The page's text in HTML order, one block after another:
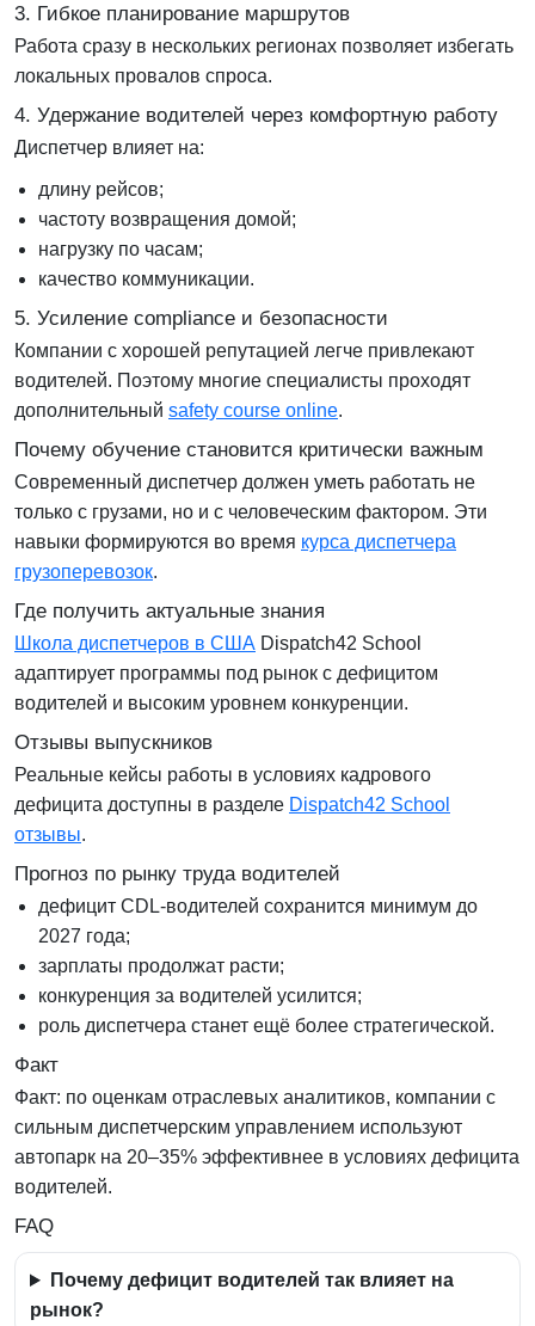
3. Гибкое планирование маршрутов
Работа сразу в нескольких регионах позволяет избегать
локальных провалов спроса.
4. Удержание водителей через комфортную работу
Диспетчер влияет на:
длину рейсов;
частоту возвращения домой;
нагрузку по часам;
качество коммуникации.
5. Усиление compliance и безопасности
Компании с хорошей репутацией легче привлекают
водителей. Поэтому многие специалисты проходят
дополнительный safety course online.
Почему обучение становится критически важным
Современный диспетчер должен уметь работать не
только с грузами, но и с человеческим фактором. Эти
навыки формируются во время курса диспетчера
грузоперевозок.
Где получить актуальные знания
Школа диспетчеров в США Dispatch42 School
адаптирует программы под рынок с дефицитом
водителей и высоким уровнем конкуренции.
Отзывы выпускников
Реальные кейсы работы в условиях кадрового
дефицита доступны в разделе Dispatch42 School
отзывы.
Прогноз по рынку труда водителей
дефицит CDL-водителей сохранится минимум до
2027 года;
зарплаты продолжат расти;
конкуренция за водителей усилится;
роль диспетчера станет ещё более стратегической.
Факт
Факт: по оценкам отраслевых аналитиков, компании с
сильным диспетчерским управлением используют
автопарк на 20–35% эффективнее в условиях дефицита
водителей.
FAQ
Почему дефицит водителей так влияет на
рынок?